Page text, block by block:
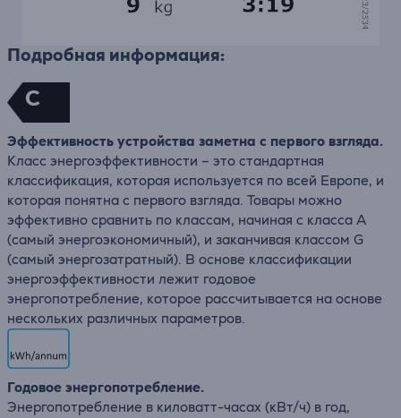
Подробная информация:
C
Эффективность устройства заметна с первого взгляда.
Класс энергоэффективности – это стандартная
классификация, которая используется по всей Европе, и
которая понятна с первого взгляда. Товары можно
эффективно сравнить по классам, начиная с класса А
(самый энергоэкономичный), и заканчивая классом G
(самый энергозатратный). В основе классификации
энергоэффективности лежит годовое
энергопотребление, которое рассчитывается на основе
нескольких различных параметров.
Годовое энергопотребление.
Энергопотребление в киловатт-часах (кВт/ч) в год,